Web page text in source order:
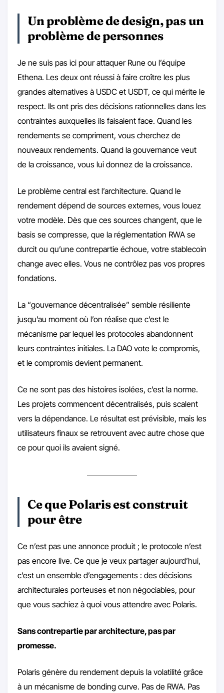
Un problème de design, pas un
problème de personnes
Je ne suis pas ici pour attaquer Rune ou l’équipe
Ethena. Les deux ont réussi à faire croître les plus
grandes alternatives à USDC et USDT, ce qui mérite le
respect. Ils ont pris des décisions rationnelles dans les
contraintes auxquelles ils faisaient face. Quand les
rendements se compriment, vous cherchez de
nouveaux rendements. Quand la gouvernance veut
de la croissance, vous lui donnez de la croissance.
Le problème central est l’architecture. Quand le
rendement dépend de sources externes, vous louez
votre modèle. Dès que ces sources changent, que le
basis se compresse, que la réglementation RWA se
durcit ou qu’une contrepartie échoue, votre stablecoin
change avec elles. Vous ne contrôlez pas vos propres
fondations.
La “gouvernance décentralisée” semble résiliente
jusqu’au moment où l’on réalise que c’est le
mécanisme par lequel les protocoles abandonnent
leurs contraintes initiales. La DAO vote le compromis,
et le compromis devient permanent.
Ce ne sont pas des histoires isolées, c’est la norme.
Les projets commencent décentralisés, puis scalent
vers la dépendance. Le résultat est prévisible, mais les
utilisateurs finaux se retrouvent avec autre chose que
ce pour quoi ils avaient signé.
Ce que Polaris est construit
pour être
Ce n’est pas une annonce produit ; le protocole n’est
pas encore live. Ce que je veux partager aujourd’hui,
c’est un ensemble d’engagements : des décisions
architecturales porteuses et non négociables, pour
que vous sachiez à quoi vous attendre avec Polaris.
Sans contrepartie par architecture, pas par
promesse.
Polaris génère du rendement depuis la volatilité grâce
à un mécanisme de bonding curve. Pas de RWA. Pas